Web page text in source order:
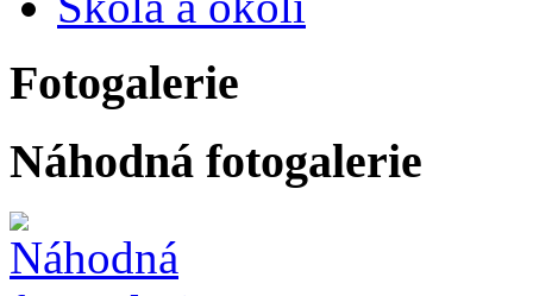
Fotogalerie
Náhodná fotogalerie